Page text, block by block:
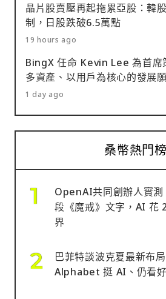
晶片股賣壓再起拖累亞股：韓
制，日股跌破6.5萬點
19 hours ago
BingX 任命 Kevin Lee 為首席
多資產、以用戶為核心的發展
1 day ago
桑幣熱門榜
OpenAI共同創辦人實
段《魔戒》文字，AI 花
界
巴菲特談波克夏最新布
Alphabet 挺 AI、仍看